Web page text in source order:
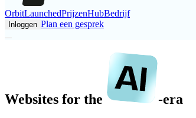
OrbitLaunchedPrijzenHubBedrijf
Inloggen Plan een gesprek
Websites for the -era